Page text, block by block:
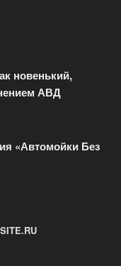
новенький,
АВД
«Автомойки Без